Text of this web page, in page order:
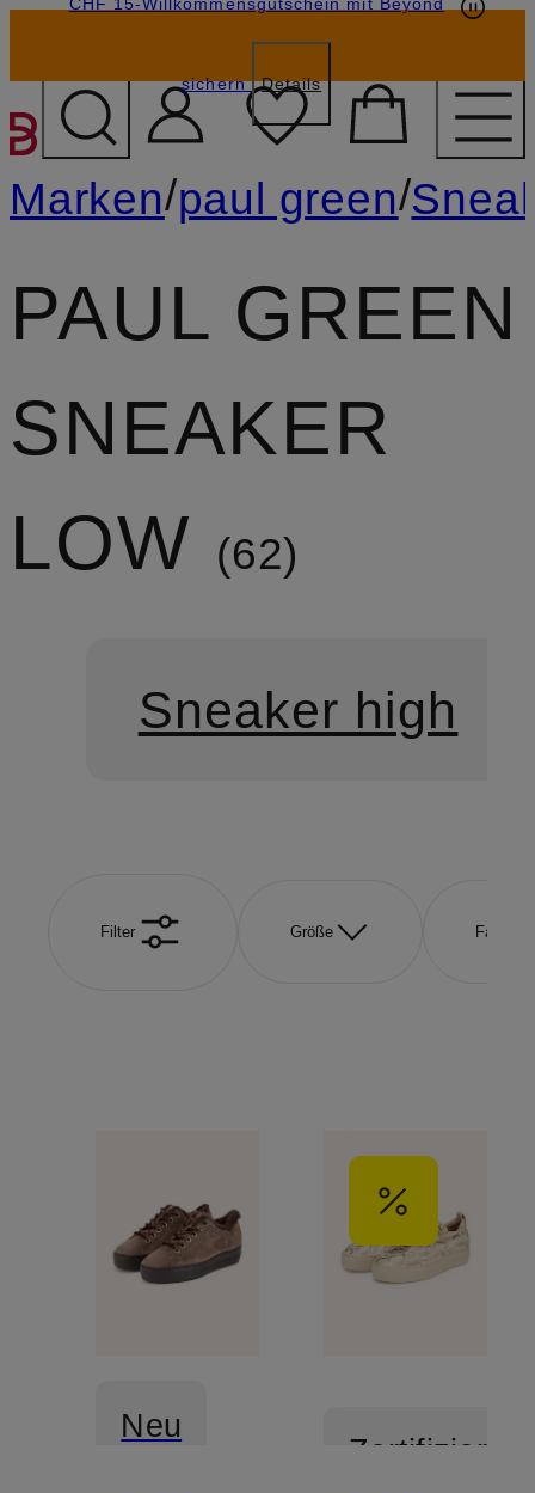
ZUM HAUPTINHALT
sichern Details
Marken/paul green/
PAUL GREEN
SNEAKER
LOW
62
Sneaker high
Filter Größe Farbe
Neu
Zertifiziert